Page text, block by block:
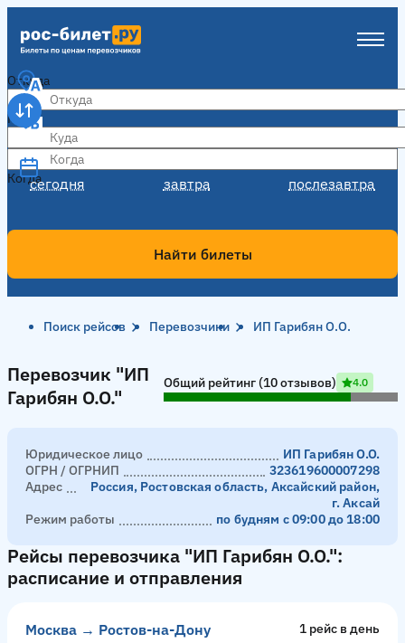
Откуда
Куда
Когда
сегодня завтра послезавтра
Когда
Найти билеты
Поиск рейсов Перевозчики ИП Гарибян О.О.
Перевозчик "ИП Гарибян О.О."
Перевозчик "ИП
Гарибян О.О."
Общий рейтинг (10 отзывов) 4.0
Юридическое лицо
ИП Гарибян О.О.
ОГРН / ОГРНИП
323619600007298
Адрес
Россия, Ростовская область, Аксайский район,
г. Аксай
Режим работы
по будням с 09:00 до 18:00
Рейсы перевозчика "ИП Гарибян О.О.":
расписание и отправления
Москва → Ростов-на-Дону 1 рейс в день